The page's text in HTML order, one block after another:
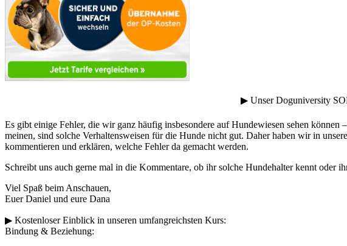
▶︎ Unser Doguniversity
Es gibt einige Fehler, die wir ganz häufig insbesondere auf Hundewiesen sehen
meinen, sind solche Verhaltensweisen für die Hunde nicht gut. Daher haben wir in
kommentieren und erklären, welche Fehler da gemacht werden.
Schreibt uns auch gerne mal in die Kommentare, ob ihr solche Hundehalter kennt oder
Viel Spaß beim Anschauen,
Euer Daniel und eure Dana
▶︎ Kostenloser Einblick in unseren umfangreichsten Kurs:
Bindung & Beziehung: